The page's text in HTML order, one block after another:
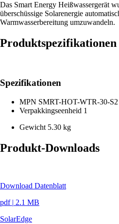
Das Smart Energy Heißwassergerät
überschüssige Solarenergie
Warmwasserbereitung umzuwandeln.
Produktspezifikationen
Spezifikationen
MPN SMRT-HOT-WTR-30-S2
Verpakkingseenheid 1
Gewicht 5.30 kg
Produkt-Downloads
Download Datenblatt
pdf | 2.1 MB
SolarEdge